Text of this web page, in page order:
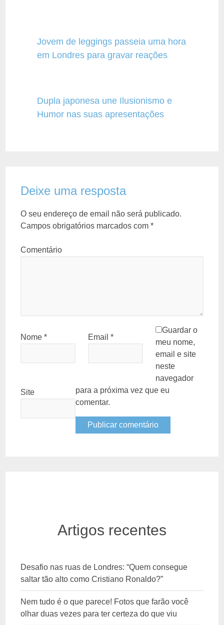
Jovem de leggings passeia uma hora
em Londres para gravar reações
Dupla japonesa une Ilusionismo e
Humor nas suas apresentações
Deixe uma resposta
O seu endereço de email não será publicado.
Campos obrigatórios marcados com*
Comentário
Nome* Email *
Site
Guardar o
meu nome,
email e site
neste
navegador
para a próxima vez que eu
comentar.
Artigos recentes
Desafio nas ruas de Londres: “Quem consegue
saltar tão alto como Cristiano Ronaldo?”
Nem tudo é o que parece! Fotos que farão você
olhar duas vezes para ter certeza do que viu